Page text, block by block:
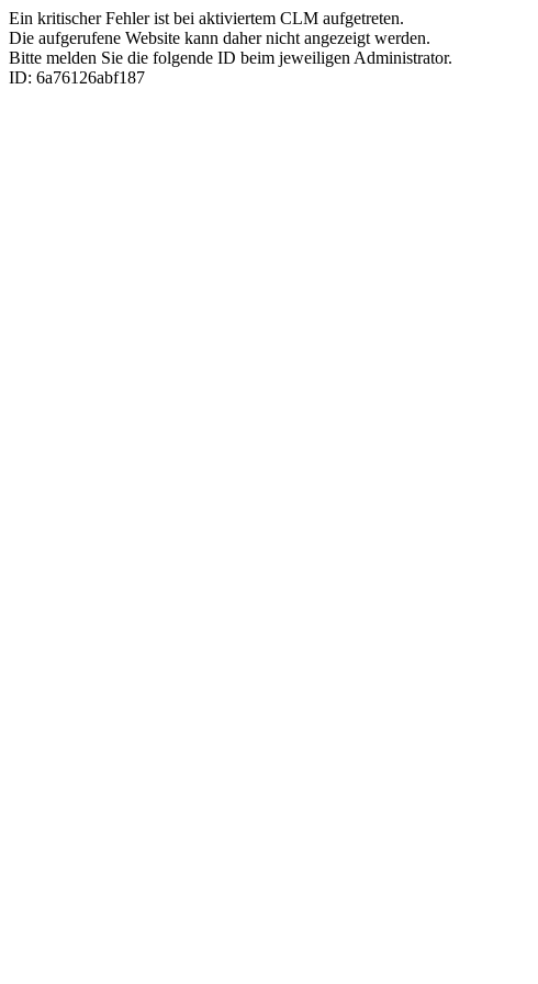
Ein kritischer Fehler ist bei aktiviertem CLM aufgetreten.
Die aufgerufene Website kann daher nicht angezeigt werden.
Bitte melden Sie die folgende ID beim jeweiligen Administrator.
ID: 6a76126abf187